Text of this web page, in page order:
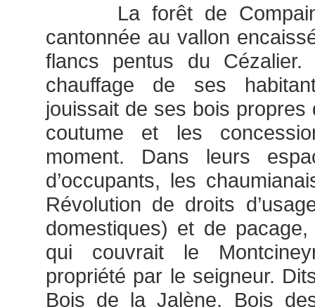
La forêt de Compains
cantonnée au vallon
flancs pentus du
chauffage de ses
jouissait de ses bois propres
coutume et les
moment. Dans leurs
d’occupants, les
Révolution de droits
domestiques) et de
qui couvrait le
propriété par le seigneur.
Bois de la Jalène, Bois